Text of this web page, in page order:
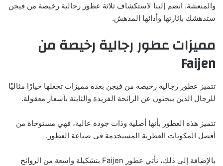
والمنعشة. انضم إلينا لاستكشاف ثلاثة عطور رجالية رخيصة من فيجن
ستدهشك بإثارتها وأدائها المدهش.
مميزات عطور رجالية رخيصة من
Faijen
تتميز عطور رجالية رخيصة من فيجن بعدة مميزات تجعلها خيارًا مثاليًا
للرجال الذين يبحثون عن الرائحة الفريدة والثابتة بأسعار معقولة.
تتميز هذه العطور بأنها أصلية وذات جودة عالية، فهي مستوحاة من
أفضل المكونات العطرية المستخدمة في صناعة العطور.
بالإضافة إلى ذلك، تأتي عطور Faijen بتشكيلة واسعة من الروائح